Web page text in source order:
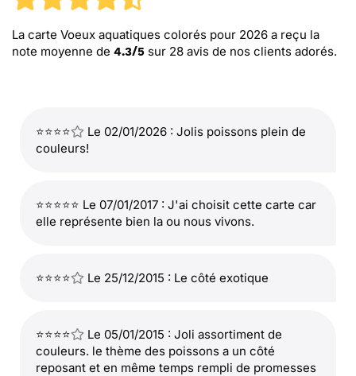
La carte Voeux aquatiques colorés pour 2026 a reçu la
note moyenne de 4.3/5 sur 28 avis de nos clients adorés.
⭐⭐⭐⭐
Le 02/01/2026 : Jolis poissons plein de
couleurs!
⭐⭐⭐⭐⭐ Le 07/01/2017 : J'ai choisit cette carte car
elle représente bien la ou nous vivons.
⭐⭐⭐⭐ Le 25/12/2015 : Le côté exotique
⭐⭐⭐⭐
Le 05/01/2015 : Joli assortiment de
couleurs. le thème des poissons a un côté
reposant et en même temps rempli de promesses